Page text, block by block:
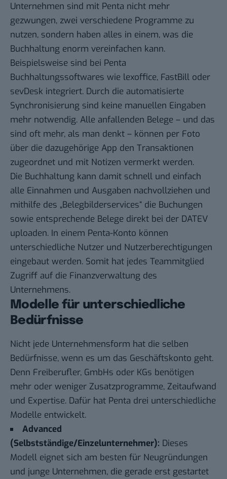
Unternehmen sind mit Penta nicht mehr
gezwungen, zwei verschiedene Programme zu
nutzen, sondern haben alles in einem, was die
Buchhaltung enorm vereinfachen kann.
Beispielsweise sind bei Penta
Buchhaltungssoftwares wie lexoffice, FastBill oder
sevDesk integriert. Durch die automatisierte
Synchronisierung sind keine manuellen Eingaben
mehr notwendig. Alle anfallenden Belege – und das
sind oft mehr, als man denkt – können per Foto
über die dazugehörige App den Transaktionen
zugeordnet und mit Notizen vermerkt werden.
Die Buchhaltung kann damit schnell und einfach
alle Einnahmen und Ausgaben nachvollziehen und
mithilfe des „Belegbilderservices“ die Buchungen
sowie entsprechende Belege direkt bei der DATEV
uploaden. In einem Penta-Konto können
unterschiedliche Nutzer und Nutzerberechtigungen
eingebaut werden. Somit hat jedes Teammitglied
Zugriff auf die Finanzverwaltung des
Unternehmens.
Modelle für unterschiedliche
Bedürfnisse
Nicht jede Unternehmensform hat die selben
Bedürfnisse, wenn es um das Geschäftskonto geht.
Denn Freiberufler, GmbHs oder KGs benötigen
mehr oder weniger Zusatzprogramme, Zeitaufwand
und Expertise. Dafür hat Penta drei unterschiedliche
Modelle entwickelt.
Advanced
(Selbstständige/Einzelunternehmer): Dieses
Modell eignet sich am besten für Neugründungen
und junge Unternehmen, die gerade erst gestartet